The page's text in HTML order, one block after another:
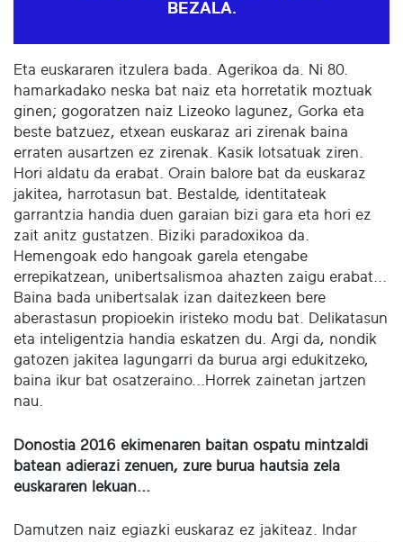
BEZALA.
Eta euskararen itzulera bada. Agerikoa da. Ni 80.
hamarkadako neska bat naiz eta horretatik moztuak
ginen; gogoratzen naiz Lizeoko lagunez, Gorka eta
beste batzuez, etxean euskaraz ari zirenak baina
erraten ausartzen ez zirenak. Kasik lotsatuak ziren.
Hori aldatu da erabat. Orain balore bat da euskaraz
jakitea, harrotasun bat. Bestalde, identitateak
garrantzia handia duen garaian bizi gara eta hori ez
zait anitz gustatzen. Biziki paradoxikoa da.
Hemengoak edo hangoak garela etengabe
errepikatzean, unibertsalismoa ahazten zaigu erabat...
Baina bada unibertsalak izan daitezkeen bere
aberastasun propioekin iristeko modu bat. Delikatasun
eta inteligentzia handia eskatzen du. Argi da, nondik
gatozen jakitea lagungarri da burua argi edukitzeko,
baina ikur bat osatzeraino...Horrek zainetan jartzen
nau.
Donostia 2016 ekimenaren baitan ospatu mintzaldi
batean adierazi zenuen, zure burua hautsia zela
euskararen lekuan...
Damutzen naiz egiazki euskaraz ez jakiteaz. Indar